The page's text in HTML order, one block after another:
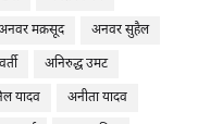
मक़सूद
अनवर सुहैल
अनिरुद्ध उमट
यादव
अनीता यादव